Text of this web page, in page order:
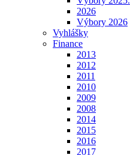
2026
Výbory 2026
Vyhlášky
Finance
2013
2012
2011
2010
2009
2008
2014
2015
2016
2017